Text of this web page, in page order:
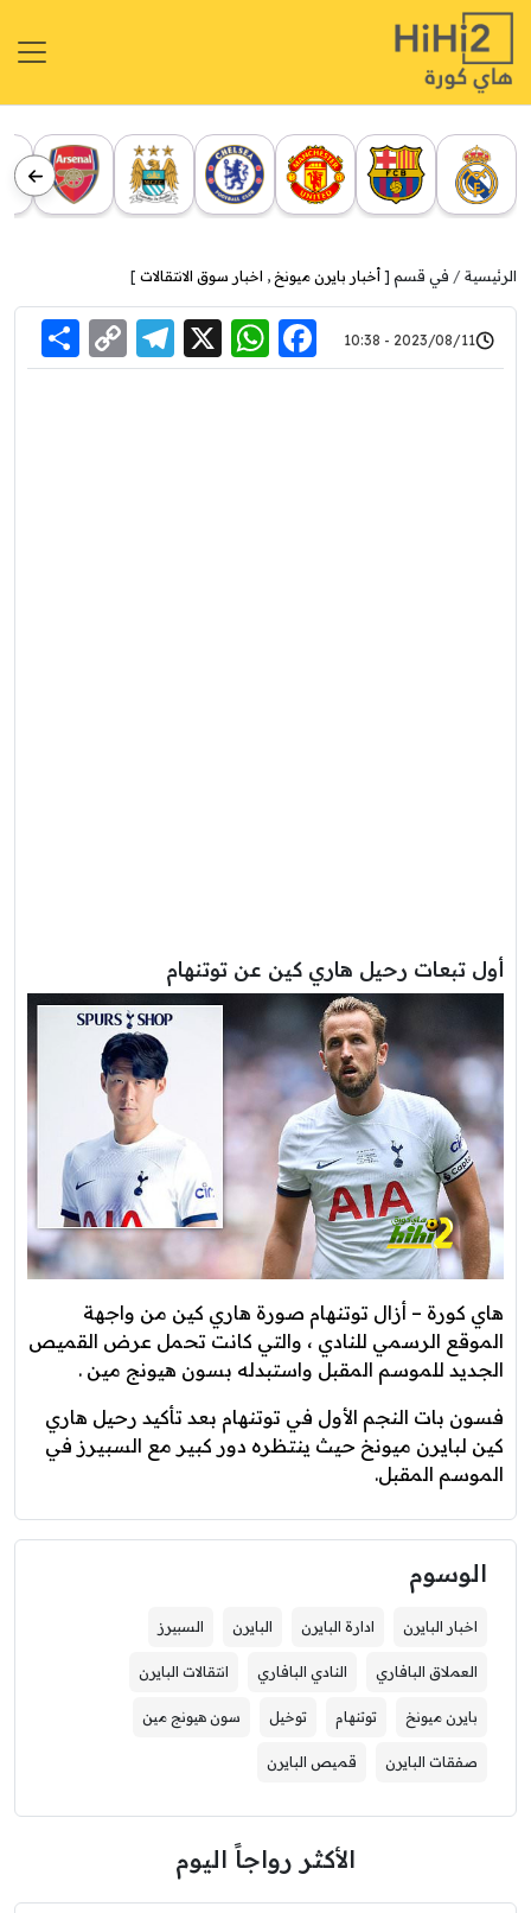
الرئيسية في قسم [ أخبار بايرن ميونخ , اخبار سوق الانتقالات ]
2023/08/11 - 10:38
Facebook
WhatsApp
X
Link
أول تبعات رحيل هاري كين عن توتنهام
هاي كورة – أزال توتنهام صورة هاري كين من واجهة
الموقع الرسمي للنادي ، والتي كانت تحمل عرض القميص
الجديد للموسم المقبل واستبدله بسون هيونج مين .
فسون بات النجم الأول في توتنهام بعد تأكيد رحيل هاري
كين لبايرن ميونخ حيث ينتظره دور كبير مع السبيرز في
الموسم المقبل.
الوسوم
اخبار البايرن ادارة البايرن البايرن السبيرز
العملاق البافاري النادي البافاري انتقالات البايرن
بايرن ميونخ توتنهام توخيل سون هيونج مين
صفقات البايرن قميص البايرن
الأكثر رواجاً اليوم